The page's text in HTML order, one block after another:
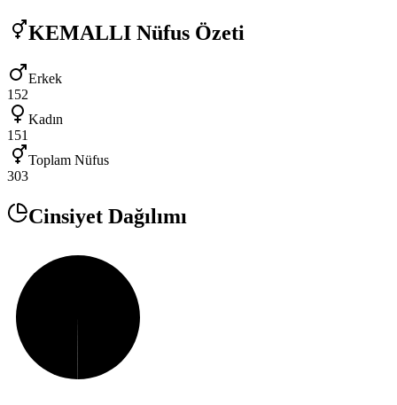
KEMALLI Nüfus Özeti
Erkek
152
Kadın
151
Toplam Nüfus
303
Cinsiyet Dağılımı